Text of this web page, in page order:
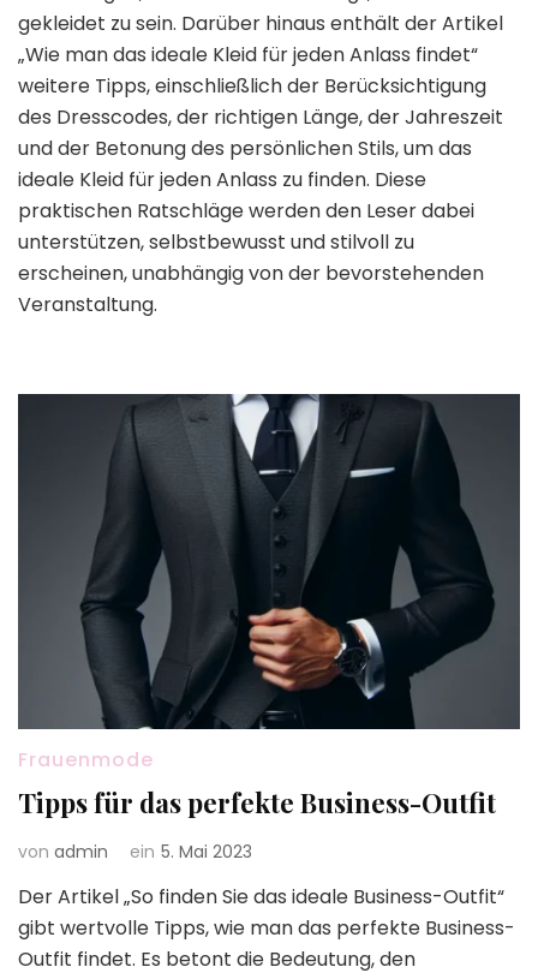
gekleidet zu sein. Darüber hinaus enthält der Artikel
„Wie man das ideale Kleid für jeden Anlass findet“
weitere Tipps, einschließlich der Berücksichtigung
des Dresscodes, der richtigen Länge, der Jahreszeit
und der Betonung des persönlichen Stils, um das
ideale Kleid für jeden Anlass zu finden. Diese
praktischen Ratschläge werden den Leser dabei
unterstützen, selbstbewusst und stilvoll zu
erscheinen, unabhängig von der bevorstehenden
Veranstaltung.
Frauenmode
Tipps für das perfekte Business-Outfit
von admin ein 5. Mai 2023
Der Artikel „So finden Sie das ideale Business-Outfit“
gibt wertvolle Tipps, wie man das perfekte Business-
Outfit findet. Es betont die Bedeutung, den